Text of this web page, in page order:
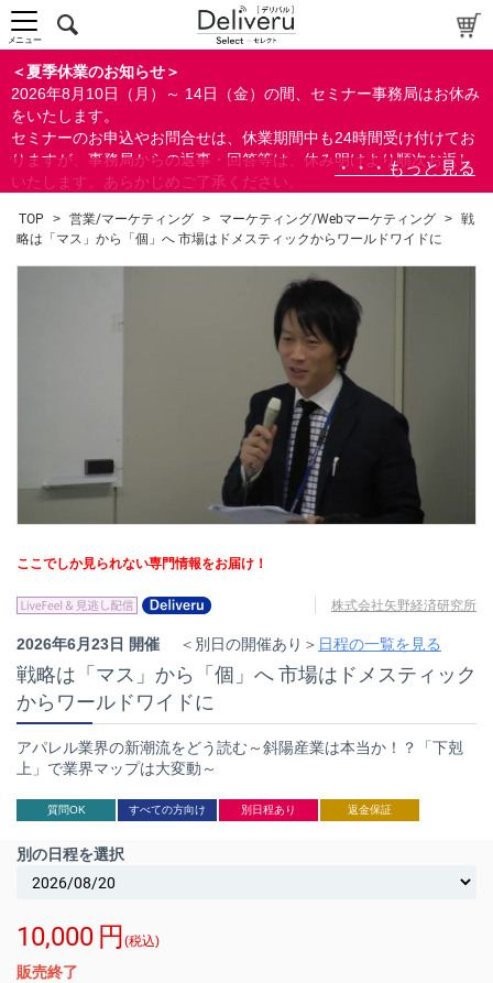
＜夏季休業のお知らせ＞
2026年8月10日（月）～ 14日（金）の間、セミナー事務局はお休み
をいたします。
セミナーのお申込やお問合せは、休業期間中も24時間受け付けてお
りますが、事務局からの返事・回答等は、休み明けより順次お返し
いたします。あらかじめご了承ください。
ができます。
メニュー
TOP > 営業/マーケティング > マーケティング/Webマーケティング > 戦
略は「マス」から「個」へ 市場はドメスティックからワールドワイドに
ここでしか見られない専門情報をお届け！
株式会社矢野経済研究所
2026年6月23日 開催 ＜別日の開催あり＞ 日程の一覧を見る
戦略は「マス」から「個」へ 市場はドメスティック
からワールドワイドに
アパレル業界の新潮流をどう読む～斜陽産業は本当か！？「下剋
上」で業界マップは大変動～
質問OK すべての方向け 別日程あり 返金保証
別の日程を選択
10,000 円 (税込)
販売終了